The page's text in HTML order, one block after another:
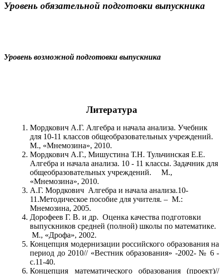
Уровень обязательной подготовки выпускника
Уровень возможной подготовки выпускника
Литература
Мордкович А.Г. Алгебра и начала анализа. Учебник
для 10-11 классов общеобразовательных учреждений.
М., «Мнемозина», 2010.
Мордкович А.Г., Мишустина Т.Н. Тульчинская Е.Е.
Алгебра и начала анализа. 10 - 11 классы. Задачник для
общеобразовательных учреждений. М.,
«Мнемозина», 2010.
А.Г. Мордкович Алгебра и начала анализа.10-
11.Методическое пособие для учителя. – М.:
Мнемозина, 2005.
Дорофеев Г. В. и др. Оценка качества подготовки
выпускников средней (полной) школы по математике.
М., «Дрофа», 2002.
Концепция модернизации российского образования на
период до 2010// «Вестник образования» -2002- № 6 -
с.11-40.
Концепция математического образования (проект)//